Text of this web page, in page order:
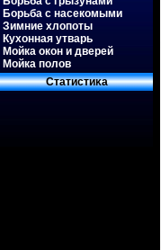
Борьба с насекомыми
Зимние хлопоты
Кухонная утварь
Мойка окон и дверей
Мойка полов
Статистиκа